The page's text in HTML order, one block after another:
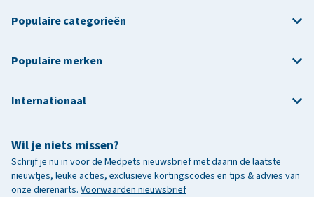
Wil je niets missen?
Schrijf je nu in voor de Medpets nieuwsbrief met daarin de laatste
nieuwtjes, leuke acties, exclusieve kortingscodes en tips & advies van
onze dierenarts. Voorwaarden nieuwsbrief
Populaire categorieën
Populaire merken
Internationaal